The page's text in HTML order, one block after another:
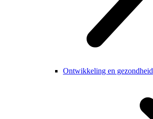
Ontwikkeling en gezondheid